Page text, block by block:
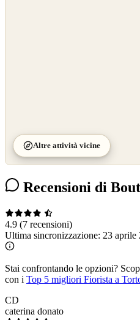
Altre attività vicine
Recensioni di
4.9 (7 recensioni)
Ultima sincronizzazione: 23 aprile
Stai confrontando le opzioni?
con i Top 5 migliori Fiorista a
CD
caterina donato